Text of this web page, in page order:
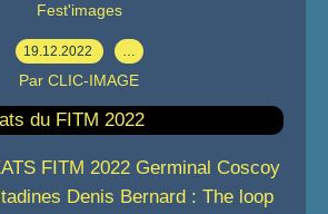
Fest'images
19.12.2022 …
Par CLIC-IMAGE
FITM 2022 Germinal Coscoy
Denis Bernard : The loop